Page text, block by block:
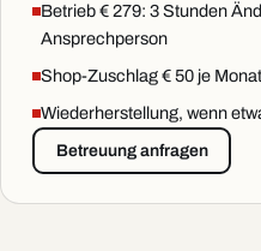
Betrieb € 279: 3 Stunden
Ansprechperson
Shop-Zuschlag € 50 je Monat
Wiederherstellung, wenn
Betreuung anfragen